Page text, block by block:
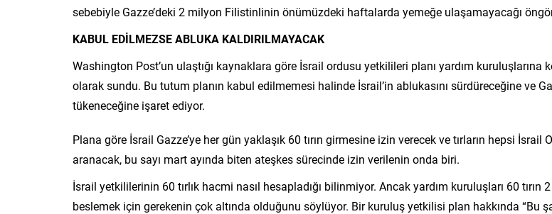
sebebiyle Gazze’deki 2 milyon Filistinlinin önümüzdeki haftalarda yemeğe ulaşamayacağı
KABUL EDİLMEZSE ABLUKA KALDIRILMAYACAK
Washington Post’un ulaştığı kaynaklara göre İsrail ordusu yetkilileri planı yardım kuruluşlarına
olarak sundu. Bu tutum planın kabul edilmemesi halinde İsrail’in ablukasını sürdüreceğine ve
tükeneceğine işaret ediyor.
Plana göre İsrail Gazze’ye her gün yaklaşık 60 tırın girmesine izin verecek ve tırların hepsi İsrail
aranacak, bu sayı mart ayında biten ateşkes sürecinde izin verilenin onda biri.
İsrail yetkililerinin 60 tırlık hacmi nasıl hesapladığı bilinmiyor. Ancak yardım kuruluşları 60
beslemek için gerekenin çok altında olduğunu söylüyor. Bir kuruluş yetkilisi plan hakkında “Bu